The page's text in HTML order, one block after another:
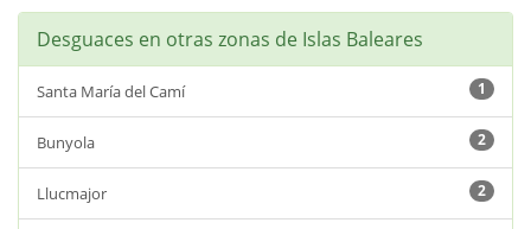
Desguaces en otras zonas de Islas Baleares
Santa María del Camí 1
Bunyola 2
Llucmajor 2